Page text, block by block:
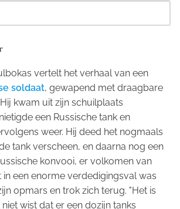
vertelt het verhaal van een
soldaat, gewapend met draagbare
kwam uit zijn schuilplaats
een Russische tank en
weer. Hij deed het nogmaals
tank verscheen, en daarna nog een
konvooi, er volkomen van
een enorme verdedigingsval was
opmars en trok zich terug. "Het is
wist dat er een dozijn tanks